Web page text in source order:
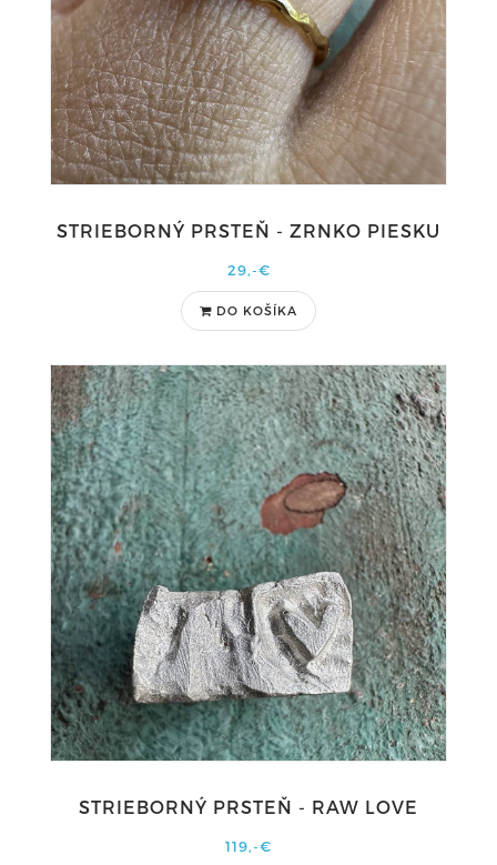
STRIEBORNÝ PRSTEŇ - ZRNKO PIESKU
29,-€
DO KOŠÍKA
STRIEBORNÝ PRSTEŇ - RAW LOVE
119,-€